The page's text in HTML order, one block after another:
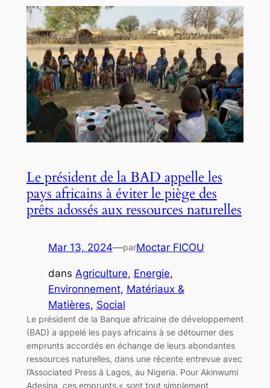
Le président de la BAD appelle les
pays africains à éviter le piège des
prêts adossés aux ressources naturelles
Mar 13, 2024—parMoctar FICOU
dans Agriculture, Energie
Environnement, Matériaux &
Matières, Social
Le président de la Banque africaine de développement
(BAD) a appelé les pays africains à se détourner des
emprunts accordés en échange de leurs abondantes
ressources naturelles, dans une récente entrevue avec
l’Associated Press à Lagos, au Nigeria. Pour Akinwumi
Adesina, ces emprunts « sont tout simplement